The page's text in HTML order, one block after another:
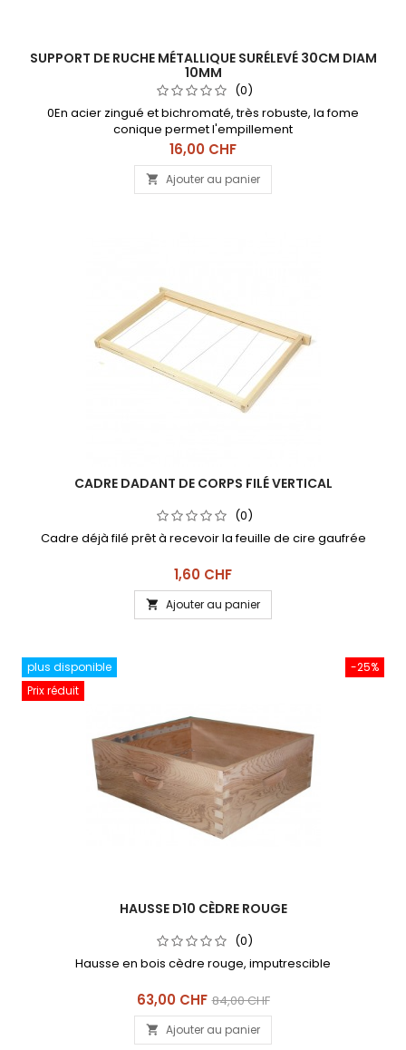
SUPPORT DE RUCHE MÉTALLIQUE SURÉLEVÉ 30CM DIAM
10MM
(0)
0En acier zingué et bichromaté, très robuste, la fome
conique permet l'empillement
Prix
16,00 CHF
 Ajouter au panier
CADRE DADANT DE CORPS FILÉ VERTICAL
(0)
Cadre déjà filé prêt à recevoir la feuille de cire gaufrée
Prix
1,60 CHF
 Ajouter au panier
-25%
plus disponible
Prix réduit
HAUSSE D10 CÈDRE ROUGE
(0)
Hausse en bois cèdre rouge, imputrescible
Prix
63,00 CHF Prix
de
base
84,00 CHF
 Ajouter au panier